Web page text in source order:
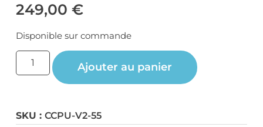
249,00 €
Disponible sur commande
Ajouter au panier
SKU : CCPU-V2-55